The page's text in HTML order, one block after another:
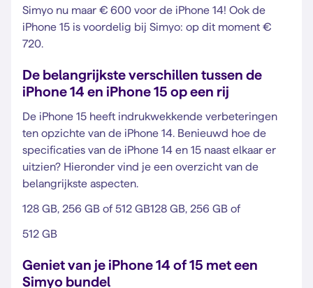
Simyo nu maar € 600 voor de iPhone 14! Ook de
iPhone 15 is voordelig bij Simyo: op dit moment €
720.
De belangrijkste verschillen tussen de
iPhone 14 en iPhone 15 op een rij
De iPhone 15 heeft indrukwekkende verbeteringen
ten opzichte van de iPhone 14. Benieuwd hoe de
specificaties van de iPhone 14 en 15 naast elkaar er
uitzien? Hieronder vind je een overzicht van de
belangrijkste aspecten.
128 GB, 256 GB of 512 GB128 GB, 256 GB of
512 GB
Geniet van je iPhone 14 of 15 met een
Simyo bundel